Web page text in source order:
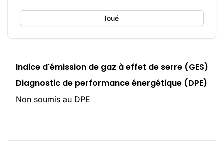
loué
Indice d'émission de gaz à effet de serre (GES)
Diagnostic de performance énergétique (DPE)
Non soumis au DPE